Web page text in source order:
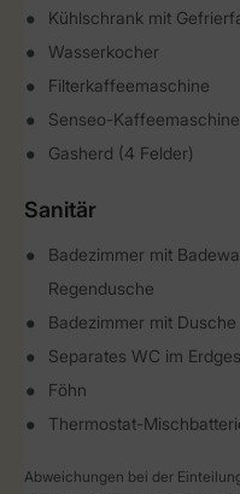
Kühlschrank mit
Wasserkocher
Filterkaffeemaschine
Senseo-Kaffeemaschine
Gasherd (4 Felder)
Sanitär
Badezimmer mit
Regendusche
Badezimmer mit Dusche
Separates WC im
Föhn
Thermostat-
Abweichungen bei der